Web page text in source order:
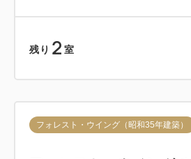
■客室のお風呂
客室のバスルームにも箱根・宮
誰にも邪魔されないくつろぎの
さい。
残り 2 室
フォレスト・ウイング（昭和35年建築）